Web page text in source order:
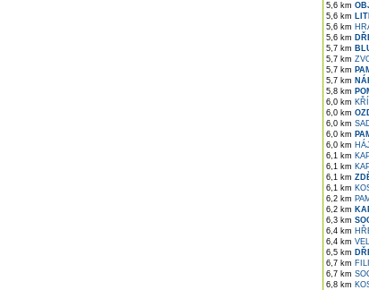
5,6 km
5,6 km
5,6 km
5,6 km
5,7 km
5,7 km
5,7 km
5,7 km
5,8 km
6,0 km
6,0 km
6,0 km
6,0 km
6,0 km
6,1 km
6,1 km
6,1 km
6,1 km
6,2 km
6,2 km
6,3 km
6,4 km
6,4 km
6,5 km
6,7 km
6,7 km
6,8 km